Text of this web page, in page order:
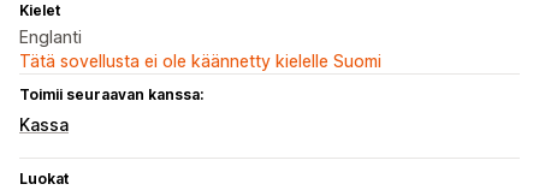
Kielet
Englanti
Tätä sovellusta ei ole käännetty kielelle Suomi
Toimii seuraavan kanssa:
Kassa
Luokat